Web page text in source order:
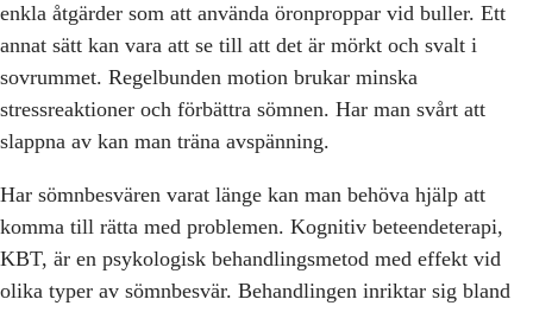
enkla åtgärder som att använda öronproppar vid buller. Ett
annat sätt kan vara att se till att det är mörkt och svalt i
sovrummet. Regelbunden motion brukar minska
stressreaktioner och förbättra sömnen. Har man svårt att
slappna av kan man träna avspänning.
Har sömnbesvären varat länge kan man behöva hjälp att
komma till rätta med problemen. Kognitiv beteendeterapi,
KBT, är en psykologisk behandlingsmetod med effekt vid
olika typer av sömnbesvär. Behandlingen inriktar sig bland